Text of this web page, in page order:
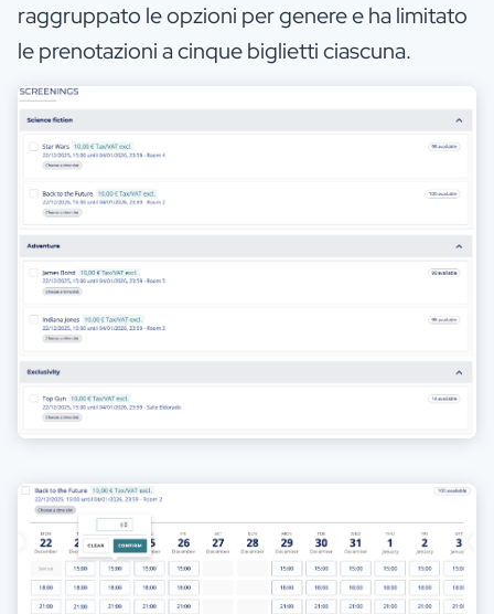
raggruppato le opzioni per genere e ha limitato
le prenotazioni a cinque biglietti ciascuna.